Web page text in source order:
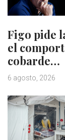
Figo pide
el
cobarde…
6 agosto, 2026